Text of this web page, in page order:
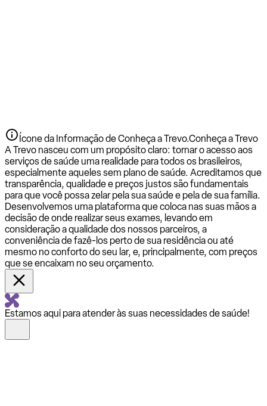
Ícone da Informação de Conheça a Trevo.Conheça a Trevo
A Trevo nasceu com um propósito claro: tornar o acesso aos
serviços de saúde uma realidade para todos os brasileiros,
especialmente aqueles sem plano de saúde. Acreditamos que
transparência, qualidade e preços justos são fundamentais
para que você possa zelar pela sua saúde e pela de sua família.
Desenvolvemos uma plataforma que coloca nas suas mãos a
decisão de onde realizar seus exames, levando em
consideração a qualidade dos nossos parceiros, a
conveniência de fazê-los perto de sua residência ou até
mesmo no conforto do seu lar, e, principalmente, com preços
que se encaixam no seu orçamento.
Estamos aqui para atender às suas necessidades de saúde!